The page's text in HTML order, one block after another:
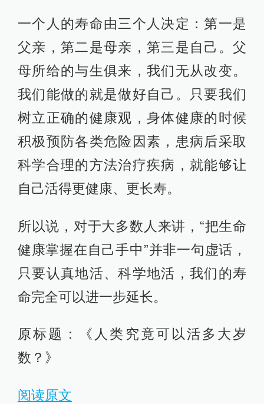
一个人的寿命由三个人决定：第一是
父亲，第二是母亲，第三是自己。父
母所给的与生俱来，我们无从改变。
我们能做的就是做好自己。只要我们
树立正确的健康观，身体健康的时候
积极预防各类危险因素，患病后采取
科学合理的方法治疗疾病，就能够让
自己活得更健康、更长寿。
所以说，对于大多数人来讲，“把生命
健康掌握在自己手中”并非一句虚话，
只要认真地活、科学地活，我们的寿
命完全可以进一步延长。
原标题：《人类究竟可以活多大岁
数？》
阅读原文